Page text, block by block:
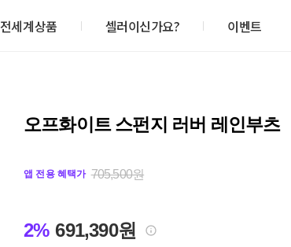
전세계상품 셀러이신가요? 이벤트
오프화이트 스펀지 러버 레인부츠
앱 전용 혜택가 705,500원
2% 691,390원